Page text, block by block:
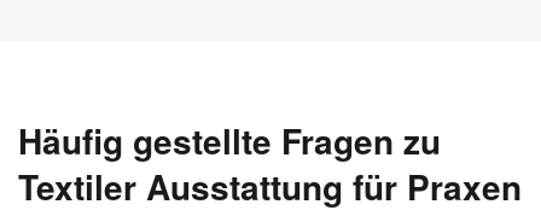
Häufig gestellte Fragen zu
Textiler Ausstattung für Praxen